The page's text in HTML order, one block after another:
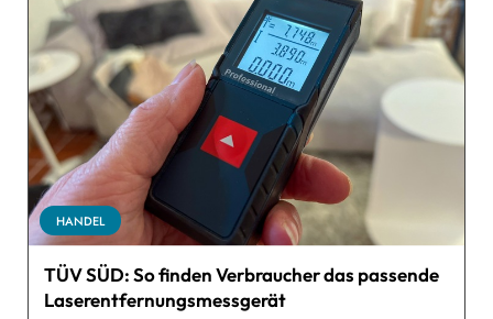
HANDEL
TÜV SÜD: So finden Verbraucher das passende
Laserentfernungsmessgerät